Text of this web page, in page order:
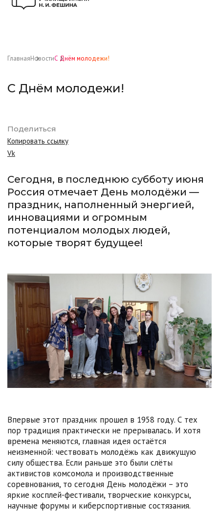
ГлавнаяНовостиС Днём молодежи!
С Днём молодежи!
Поделиться
Копировать ссылку
Vk
Сегодня, в последнюю субботу июня
Россия отмечает День молодёжи —
праздник, наполненный энергией,
инновациями и огромным
потенциалом молодых людей,
которые творят будущее!
Впервые этот праздник прошел в 1958 году. С тех
пор традиция практически не прерывалась. И хотя
времена меняются, главная идея остаётся
неизменной: чествовать молодёжь как движущую
силу общества. Если раньше это были слёты
активистов комсомола и производственные
соревнования, то сегодня День молодёжи – это
яркие косплей-фестивали, творческие конкурсы,
научные форумы и киберспортивные состязания.